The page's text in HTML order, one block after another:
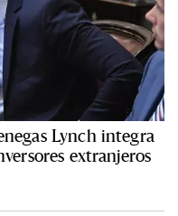
Lynch integra
extranjeros